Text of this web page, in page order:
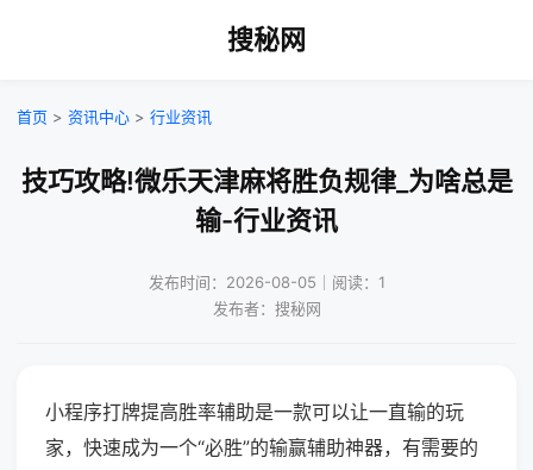
搜秘网
首页 > 资讯中心 > 行业资讯
技巧攻略!微乐天津麻将胜负规律_为啥总是
输-行业资讯
发布时间：2026-08-05｜阅读：1
发布者：搜秘网
小程序打牌提高胜率辅助是一款可以让一直输的玩
家，快速成为一个“必胜”的输赢辅助神器，有需要的